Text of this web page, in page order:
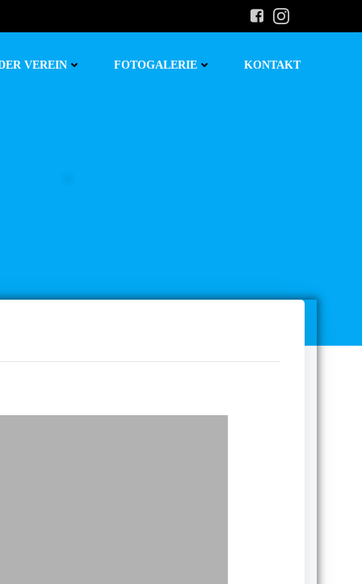
VEREIN FOTOGALERIE KONTAKT